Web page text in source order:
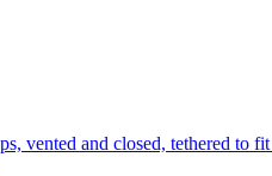
vented and closed, tethered to